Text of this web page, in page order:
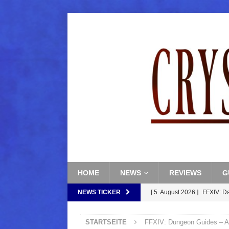
HOME NEWS REVIEWS
NEWS TICKER [ 5. August 2026 ] FFXIV:
[ 5. August 2026 ]
STARTSEITE FFXIV: Dungeon Guides –